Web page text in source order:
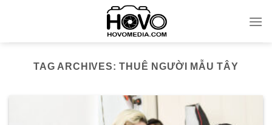
TAG ARCHIVES:THUÊ NGƯỜI MẪU TÂY